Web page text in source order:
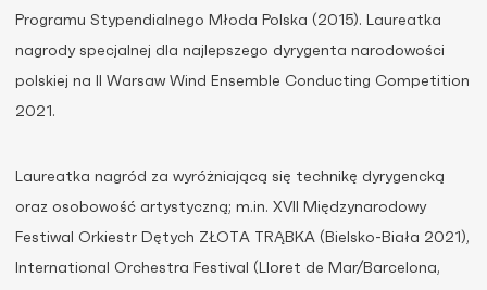
Programu Stypendialnego Młoda Polska (2015). Laureatka
nagrody specjalnej dla najlepszego dyrygenta narodowości
polskiej na II Warsaw Wind Ensemble Conducting Competition
2021.
Laureatka nagród za wyróżniającą się technikę dyrygencką
oraz osobowość artystyczną; m.in. XVII Międzynarodowy
Festiwal Orkiestr Dętych ZŁOTA TRĄBKA (Bielsko-Biała 2021),
International Orchestra Festival (Lloret de Mar/Barcelona,